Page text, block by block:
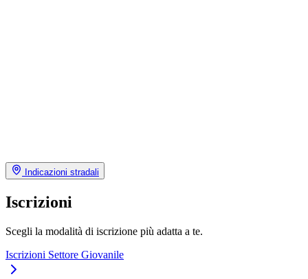
Indicazioni stradali
Iscrizioni
Scegli la modalità di iscrizione più adatta a te.
Iscrizioni Settore Giovanile